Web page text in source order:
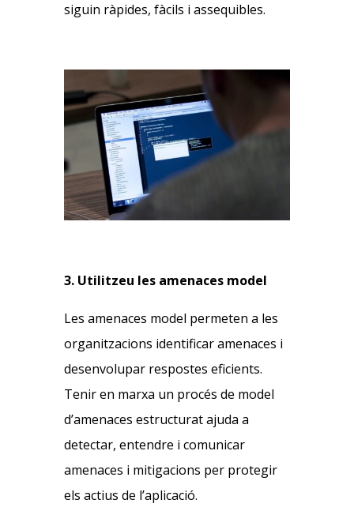
siguin ràpides, fàcils i assequibles.
3. Utilitzeu les amenaces model
Les amenaces model permeten a les
organitzacions identificar amenaces i
desenvolupar respostes eficients.
Tenir en marxa un procés de model
d’amenaces estructurat ajuda a
detectar, entendre i comunicar
amenaces i mitigacions per protegir
els actius de l’aplicació.